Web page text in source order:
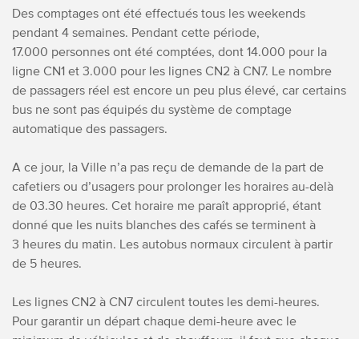
Des comptages ont été effectués tous les weekends
pendant 4 semaines. Pendant cette période,
17.000 personnes ont été comptées, dont 14.000 pour la
ligne CN1 et 3.000 pour les lignes CN2 à CN7. Le nombre
de passagers réel est encore un peu plus élevé, car certains
bus ne sont pas équipés du système de comptage
automatique des passagers.
A ce jour, la Ville n’a pas reçu de demande de la part de
cafetiers ou d’usagers pour prolonger les horaires au-delà
de 03.30 heures. Cet horaire me paraît approprié, étant
donné que les nuits blanches des cafés se terminent à
3 heures du matin. Les autobus normaux circulent à partir
de 5 heures.
Les lignes CN2 à CN7 circulent toutes les demi-heures.
Pour garantir un départ chaque demi-heure avec le